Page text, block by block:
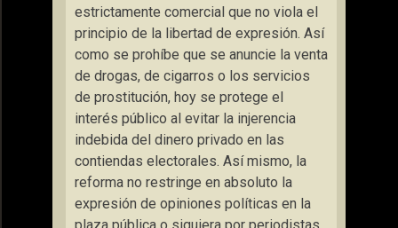
estrictamente comercial que no viola el
principio de la libertad de expresión. Así
como se prohíbe que se anuncie la venta
de drogas, de cigarros o los servicios
de prostitución, hoy se protege el
interés público al evitar la injerencia
indebida del dinero privado en las
contiendas electorales. Así mismo, la
reforma no restringe en absoluto la
expresión de opiniones políticas en la